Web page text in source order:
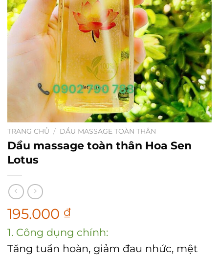
TRANG CHỦ / DẦU MASSAGE TOÀN THÂN
Dầu massage toàn thân Hoa Sen
Lotus
195.000 ₫
1. Công dụng chính:
Tăng tuần hoàn, giảm đau nhức, mệt